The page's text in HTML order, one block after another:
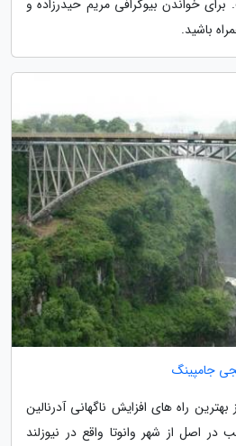
است. برای خواندن بیوگرافی مریم حیدرزاده و
باشید.
جامپینگ
راه های افزایش ناگهانی آدرنالین
اصل از شهر وانوتا واقع در نیوزلند